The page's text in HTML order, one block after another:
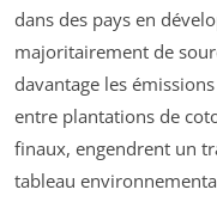
dans des pays en
majoritairement de
davantage les
entre plantations de
finaux, engendrent un
tableau